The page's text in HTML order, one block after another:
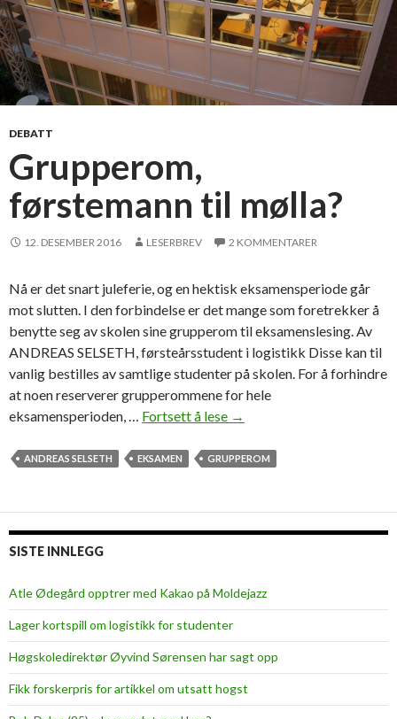
DEBATT
Grupperom,
førstemann til mølla?
12. DESEMBER 2016 LESERBREV 2 KOMMENTARER
Nå er det snart juleferie, og en hektisk eksamensperiode går
mot slutten. I den forbindelse er det mange som foretrekker å
benytte seg av skolen sine grupperom til eksamenslesing. Av
ANDREAS SELSETH, førsteårsstudent i logistikk Disse kan til
vanlig bestilles av samtlige studenter på skolen. For å forhindre
at noen reserverer grupperommene for hele
eksamensperioden, … Fortsett å lese G
u
m
,
f
r
s
→
ANDREAS SELSETH EKSAMEN GRUPPEROM
SISTE INNLEGG
Atle Ødegård opptrer med Kakao på Moldejazz
Lager kortspill om logistikk for studenter
Høgskoledirektør Øyvind Sørensen har sagt opp
Fikk forskerpris for artikkel om utsatt hogst